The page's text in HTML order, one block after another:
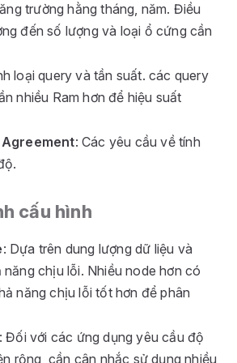
trường hằng tháng, năm. Điều
đến số lượng và loại ổ cứng cần
loại query và tần suất. các query
nhiều Ram hơn để hiệu suất
: Các yêu cầu về tính
cấu hình
: Dựa trên dung lượng dữ liệu và
chịu lỗi. Nhiều node hơn có
năng chịu lỗi tốt hơn để phân
Đối với các ứng dụng yêu cầu độ
rộng, cần cân nhắc sử dụng nhiều